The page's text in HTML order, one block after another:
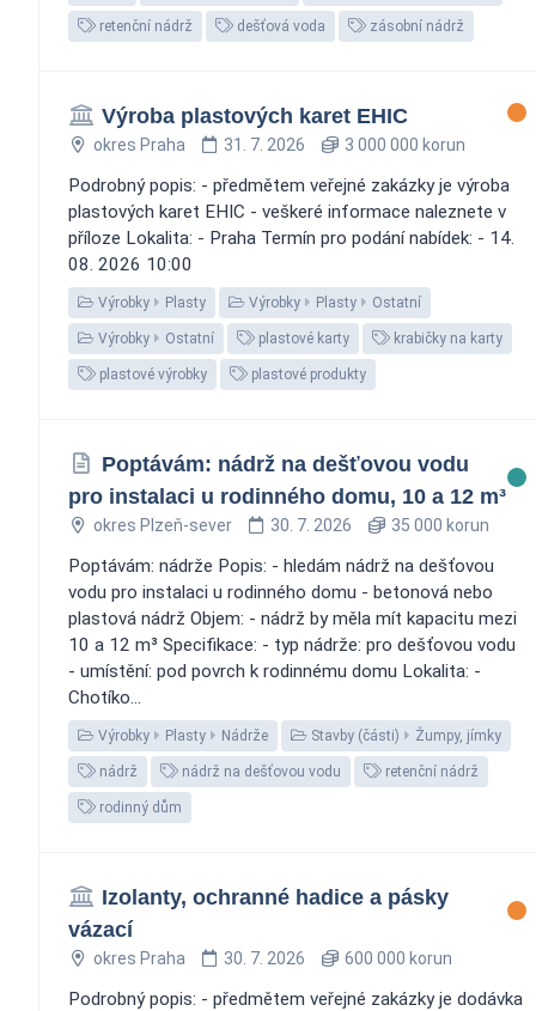
retenční nádrž dešťová voda zásobní nádrž
Výroba plastových karet EHIC
okres Praha 31. 7. 2026 3 000 000 korun
Podrobný popis: - předmětem veřejné zakázky je výroba
plastových karet EHIC - veškeré informace naleznete v
příloze Lokalita: - Praha Termín pro podání nabídek: - 14.
08. 2026 10:00
Výrobky Plasty Výrobky Plasty Ostatní
Výrobky Ostatní plastové karty krabičky na karty
plastové výrobky plastové produkty
Poptávám: nádrž na dešťovou vodu
pro instalaci u rodinného domu, 10 a 12 m³
okres Plzeň-sever 30. 7. 2026 35 000 korun
Poptávám: nádrže Popis: - hledám nádrž na dešťovou
vodu pro instalaci u rodinného domu - betonová nebo
plastová nádrž Objem: - nádrž by měla mít kapacitu mezi
10 a 12 m³ Specifikace: - typ nádrže: pro dešťovou vodu
- umístění: pod povrch k rodinnému domu Lokalita: -
Chotíko...
Výrobky Plasty Nádrže Stavby (části) Žumpy, jímky
nádrž nádrž na dešťovou vodu retenční nádrž
rodinný dům
Izolanty, ochranné hadice a pásky
vázací
okres Praha 30. 7. 2026 600 000 korun
Podrobný popis: - předmětem veřejné zakázky je dodávka